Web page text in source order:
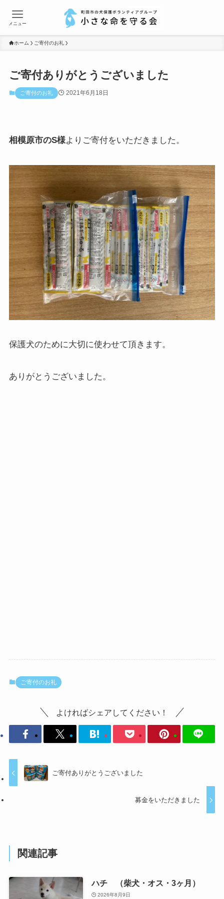
メニュー
ホーム ご寄付のお礼
ご寄付ありがとうございました
ご寄付のお礼 2021年6月18日
相模原市のS様よりご寄付をいただきました。
保護犬のために大切に使わせて頂きます。
ありがとうございました。
ご寄付のお礼
よければシェアしてください！
ご寄付ありがとうございました
募金をいただきました
関連記事
ハチ （柴犬・オス・3ヶ月）
2026年8月9日